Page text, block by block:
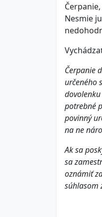
Nesmie
Čerpanie
určeného
potrebné
povinný
na ne
Ak sa
sa
oznámiť
súhlasom